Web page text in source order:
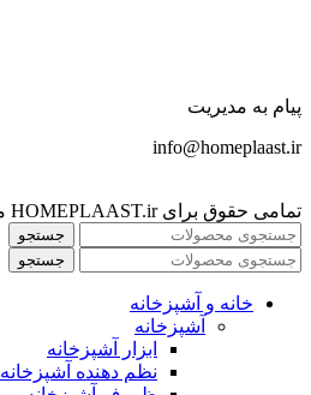
پیام به مدیریت
info@homeplaast.ir
تمامی حقوق برای HOMEPLAAST.ir محفوظ است.
جستجو
جستجو
خانه و آشپزخانه
آشپزخانه
ابزار آشپزخانه
نظم دهنده آشپزخانه